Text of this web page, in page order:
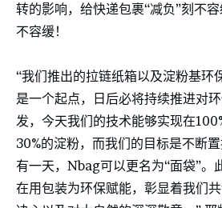
转的影响，给快递包裹“减负”刻不
不容缓！
“我们推出的拉链纸箱以及淀粉基环
是一个起点，日后必将持续推进对
发，今天我们的技术能够实现在
30%的淀粉，而我们的目标是不断
有一天，Nbag可以更名为“面袋”。
在用包装为环保赋能，彰显着我们